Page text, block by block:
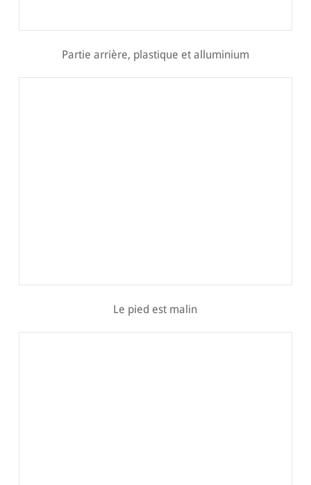
Partie arrière, plastique et alluminium
Le pied est malin